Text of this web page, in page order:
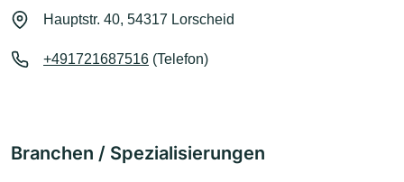
Hauptstr. 40, 54317 Lorscheid
+491721687516 (Telefon)
Branchen / Spezialisierungen